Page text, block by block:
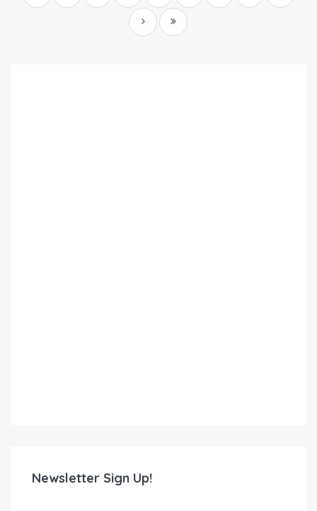
Newsletter Sign Up!